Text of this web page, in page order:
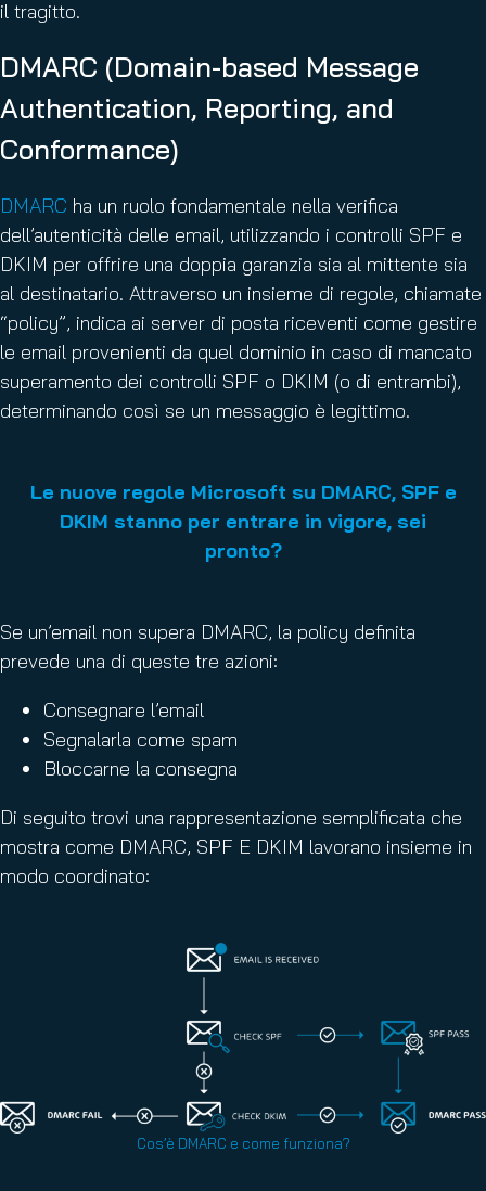
il tragitto.
DMARC (Domain-based Message
Authentication, Reporting, and
Conformance)
DMARC ha un ruolo fondamentale nella verifica
dell’autenticità delle email, utilizzando i controlli SPF e
DKIM per offrire una doppia garanzia sia al mittente sia
al destinatario. Attraverso un insieme di regole, chiamate
“policy”, indica ai server di posta riceventi come gestire
le email provenienti da quel dominio in caso di mancato
superamento dei controlli SPF o DKIM (o di entrambi),
determinando così se un messaggio è legittimo.
Le nuove regole Microsoft su DMARC, SPF e
DKIM stanno per entrare in vigore, sei
pronto?
Se un’email non supera DMARC, la policy definita
prevede una di queste tre azioni:
Consegnare l’email
Segnalarla come spam
Bloccarne la consegna
Di seguito trovi una rappresentazione semplificata che
mostra come DMARC, SPF E DKIM lavorano insieme in
modo coordinato:
Cos’è DMARC e come funziona?